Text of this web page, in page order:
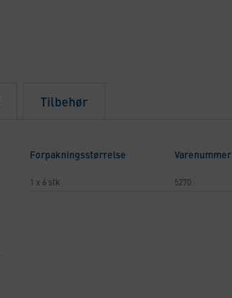
Forpakningsstørrelse Varenummer
1 x 6 stk 5270
Tilbehør